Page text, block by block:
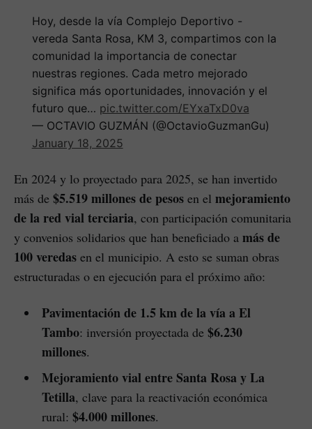
Hoy, desde la vía Complejo Deportivo -
vereda Santa Rosa, KM 3, compartimos con la
comunidad la importancia de conectar
nuestras regiones. Cada metro mejorado
significa más oportunidades, innovación y el
futuro que… pic.twitter.com/EYxaTxD0va
— OCTAVIO GUZMÁN (@OctavioGuzmanGu)
January 18, 2025
En 2024 y lo proyectado para 2025, se han invertido
más de $5.519 millones de pesos en el mejoramiento
de la red vial terciaria, con participación comunitaria
y convenios solidarios que han beneficiado a más de
100 veredas en el municipio. A esto se suman obras
estructuradas o en ejecución para el próximo año:
Pavimentación de 1.5 km de la vía a El
Tambo: inversión proyectada de $6.230
millones.
Mejoramiento vial entre Santa Rosa y La
Tetilla, clave para la reactivación económica
rural: $4.000 millones.